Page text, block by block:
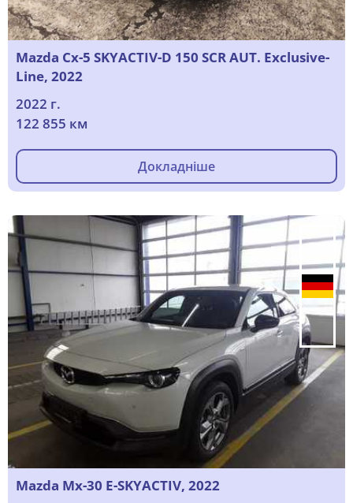
Mazda Cx-5 SKYACTIV-D 150 SCR AUT. Exclusive-
Line, 2022
2022 г.
122 855 км
Докладніше
Mazda Mx-30 E-SKYACTIV, 2022